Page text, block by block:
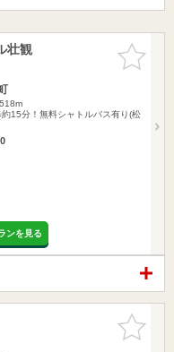
お気に入
りに追加
壮観
15分！無料シャトルバス有り(松
ンを見る
お気に入
りに追加